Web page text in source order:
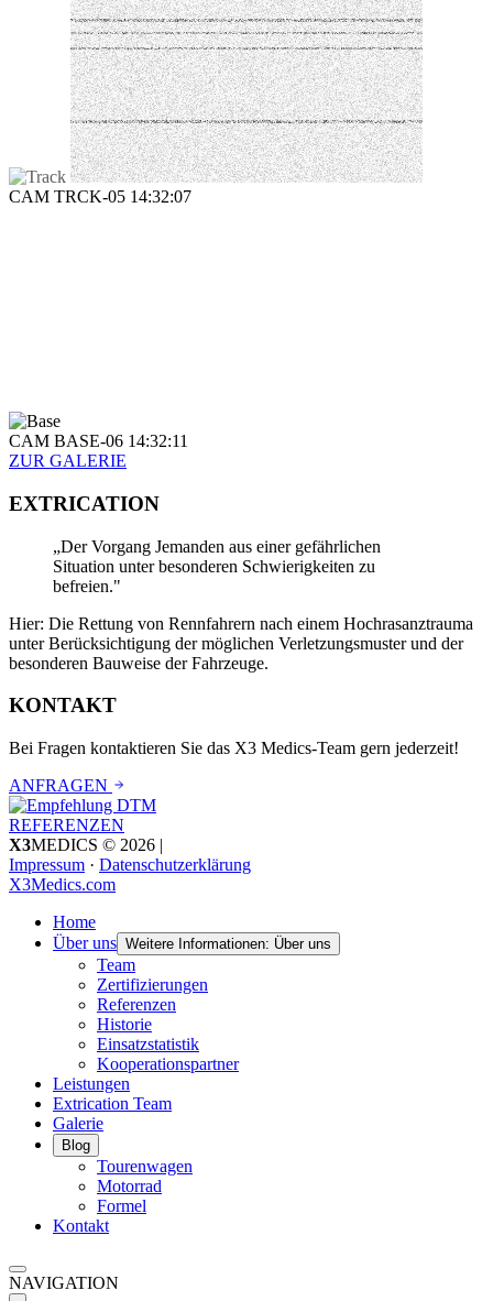
CAM TRCK-05 14:32:07
CAM BASE-06 14:32:11
ZUR GALERIE
EXTRICATION
„Der Vorgang Jemanden aus einer gefährlichen
Situation unter besonderen Schwierigkeiten zu
befreien."
Hier: Die Rettung von Rennfahrern nach einem Hochrasanztrauma
unter Berücksichtigung der möglichen Verletzungsmuster und der
besonderen Bauweise der Fahrzeuge.
KONTAKT
Bei Fragen kontaktieren Sie das X3 Medics-Team gern jederzeit!
ANFRAGEN
REFERENZEN
X3MEDICS © 2026 |
Impressum · Datenschutzerklärung
X3Medics.com
Home
Über uns Weitere Informationen: Über uns
Team
Zertifizierungen
Referenzen
Historie
Einsatzstatistik
Kooperationspartner
Leistungen
Extrication Team
Galerie
Blog
Tourenwagen
Motorrad
Formel
Kontakt
NAVIGATION